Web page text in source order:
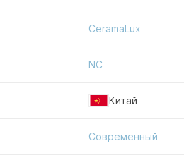
CeramaLux
NC
Китай
Современный